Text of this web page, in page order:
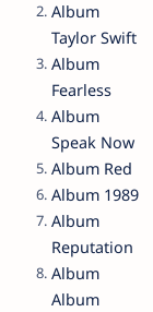
Album
Taylor Swift
Album
Fearless
Album
Speak Now
Album Red
Album 1989
Album
Reputation
Album
Album